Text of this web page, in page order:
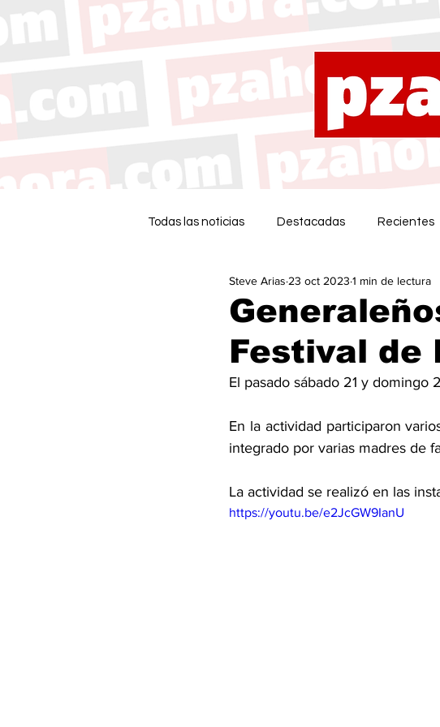
Todas las noticias Destacadas Recientes
Festival de
Steve Arias 23 oct 2023 1 min de lectura
El pasado sábado 21 y domingo
En la actividad participaron
integrado por varias madres de
La actividad se realizó en las
https://youtu.be/e2JcGW9IanU